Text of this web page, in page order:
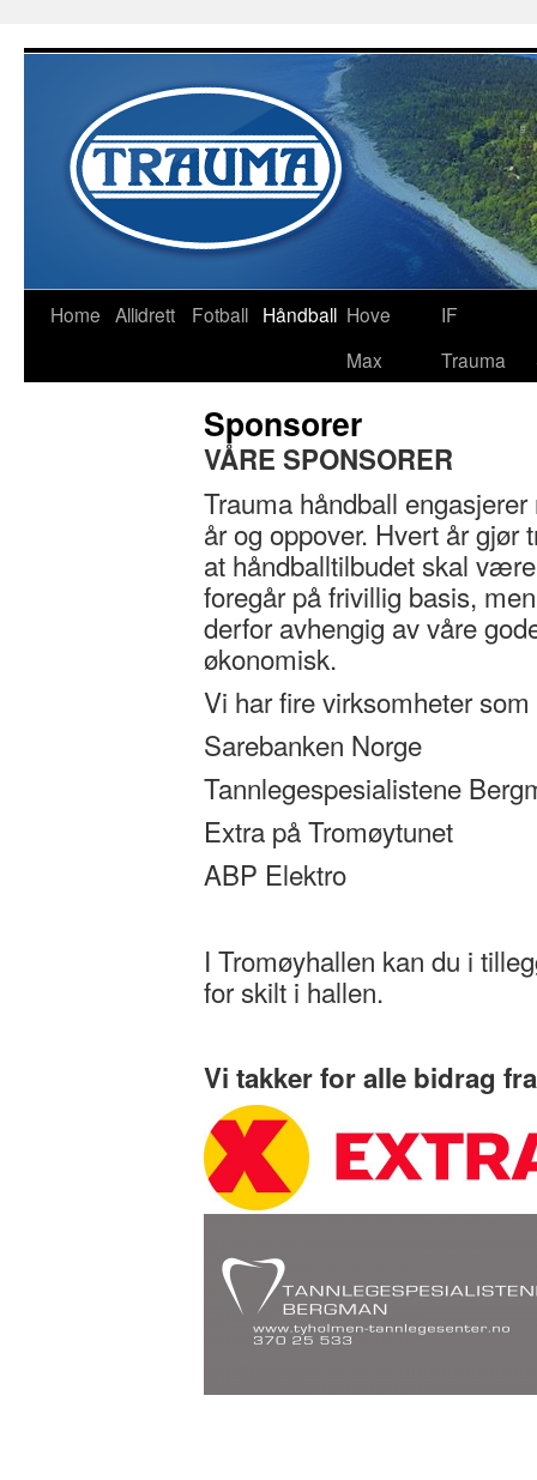
Home Allidrett Fotball Håndball Hove
Max
IF
Trauma
Sponsorer
VÅRE SPONSORER
Trauma håndball
år og oppover. Hvert år gjør
at håndballtilbudet skal
foregår på frivillig basis,
derfor avhengig av våre
økonomisk.
Vi har fire virksomheter
Sarebanken Norge
Tannlegespesialistene
Extra på Tromøytunet
ABP Elektro
I Tromøyhallen kan du i
for skilt i hallen.
Vi takker for alle bidrag